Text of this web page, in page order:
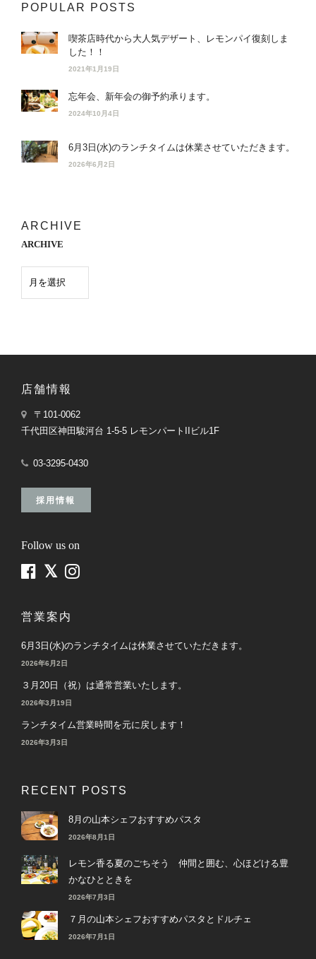
POPULAR POSTS
喫茶店時代から大人気デザート、レモンパイ復刻しま
した！！
2021年1月19日
忘年会、新年会の御予約承ります。
2024年10月4日
6月3日(水)のランチタイムは休業させていただきます。
2026年6月2日
ARCHIVE
ARCHIVE
店舗情報
〒101-0062
千代田区神田駿河台 1-5-5 レモンパートIIビル1F
03-3295-0430
採用情報
Follow us on
営業案内
6月3日(水)のランチタイムは休業させていただきます。
2026年6月2日
３月20日（祝）は通常営業いたします。
2026年3月19日
ランチタイム営業時間を元に戻します！
2026年3月3日
RECENT POSTS
8月の山本シェフおすすめパスタ
2026年8月1日
レモン香る夏のごちそう 仲間と囲む、心ほどける豊
かなひとときを
2026年7月3日
７月の山本シェフおすすめパスタとドルチェ
2026年7月1日